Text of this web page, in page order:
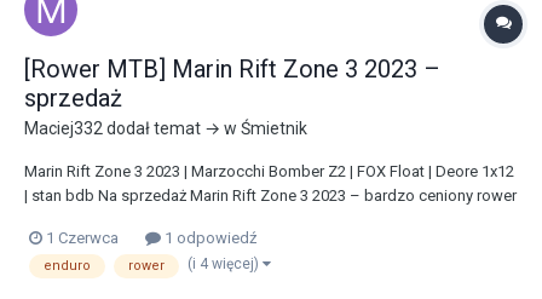
[Rower MTB] Marin Rift Zone 3 2023 –
sprzedaż
Maciej332dodał temat → w Śmietnik
Marin Rift Zone 3 2023 | Marzocchi Bomber Z2 | FOX Float | Deore 1x12
| stan bdb Na sprzedaż Marin Rift Zone 3 2023 – bardzo ceniony rower
rekreacyjnej jazdy. Rower w bardzo dobrym stanie technicznym i
wizualnym, używany wyłączn...
1 Czerwca 1 odpowiedź
enduro rower (i 4 więcej)